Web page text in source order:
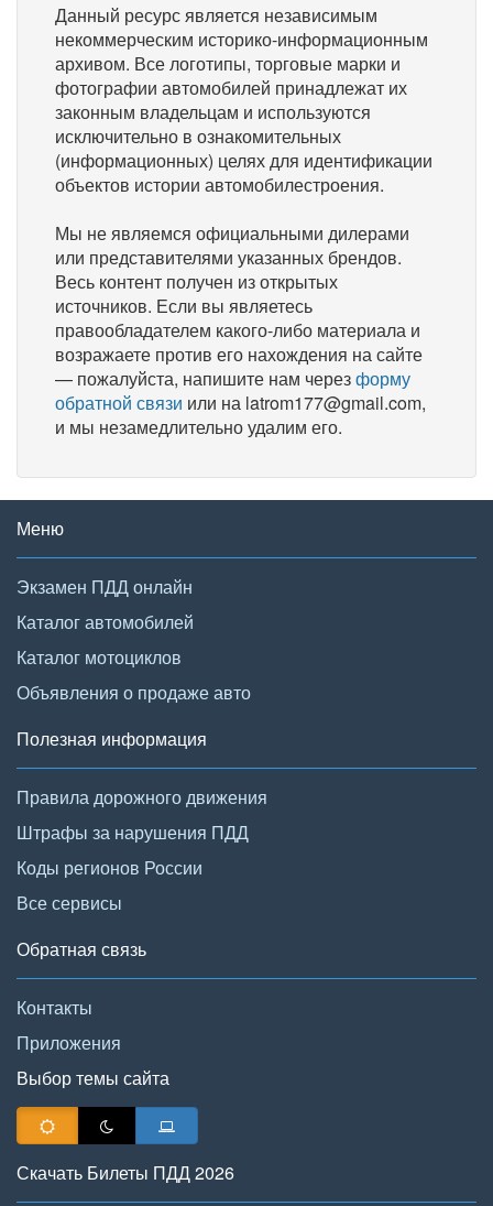
Данный ресурс является независимым
некоммерческим историко-информационным
архивом. Все логотипы, торговые марки и
фотографии автомобилей принадлежат их
законным владельцам и используются
исключительно в ознакомительных
(информационных) целях для идентификации
объектов истории автомобилестроения.
Мы не являемся официальными дилерами
или представителями указанных брендов.
Весь контент получен из открытых
источников. Если вы являетесь
правообладателем какого-либо материала и
возражаете против его нахождения на сайте
— пожалуйста, напишите нам черезформу
обратной связи или на latrom177@gmail.com,
и мы незамедлительно удалим его.
Меню
Экзамен ПДД онлайн
Каталог автомобилей
Каталог мотоциклов
Объявления о продаже авто
Полезная информация
Правила дорожного движения
Штрафы за нарушения ПДД
Коды регионов России
Все сервисы
Обратная связь
Контакты
Приложения
Выбор темы сайта
Скачать Билеты ПДД 2026